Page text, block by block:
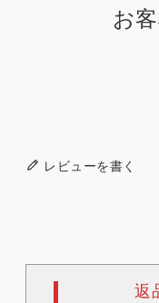
お
レビューを書く
返